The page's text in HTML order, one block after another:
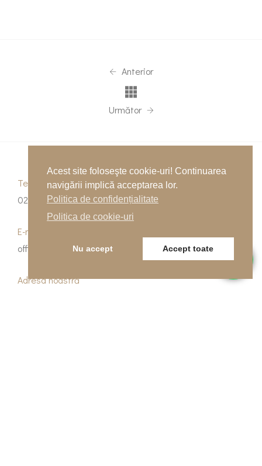
Anterior
Următor
Telefon
0262-215334
E-mail
office@indfloor.ro
Adresa noastră
Acest site foloseşte cookie-uri! Continuarea
navigării implică acceptarea lor.
Politica de confidențialitate
Politica de cookie-uri
Nu accept Accept toate